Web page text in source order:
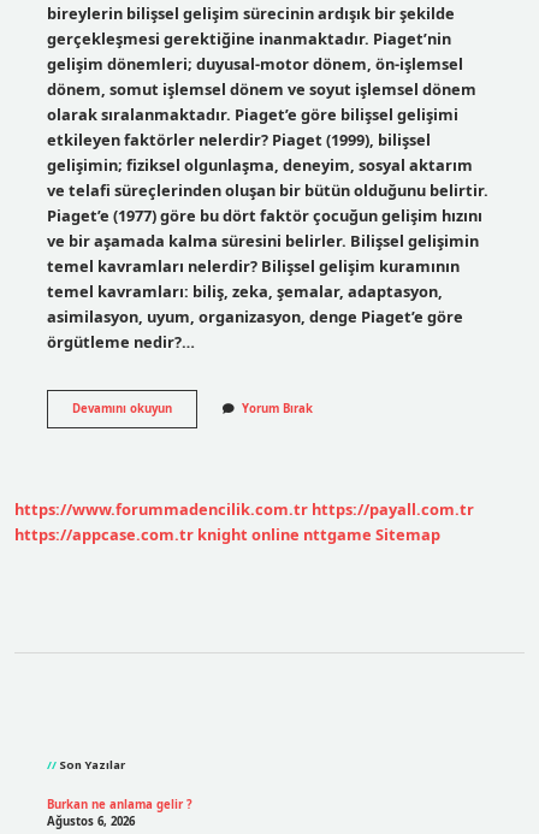
bireylerin bilişsel gelişim sürecinin ardışık bir şekilde
gerçekleşmesi gerektiğine inanmaktadır. Piaget’nin
gelişim dönemleri; duyusal-motor dönem, ön-işlemsel
dönem, somut işlemsel dönem ve soyut işlemsel dönem
olarak sıralanmaktadır. Piaget’e göre bilişsel gelişimi
etkileyen faktörler nelerdir? Piaget (1999), bilişsel
gelişimin; fiziksel olgunlaşma, deneyim, sosyal aktarım
ve telafi süreçlerinden oluşan bir bütün olduğunu belirtir.
Piaget’e (1977) göre bu dört faktör çocuğun gelişim hızını
ve bir aşamada kalma süresini belirler. Bilişsel gelişimin
temel kavramları nelerdir? Bilişsel gelişim kuramının
temel kavramları: biliş, zeka, şemalar, adaptasyon,
asimilasyon, uyum, organizasyon, denge Piaget’e göre
örgütleme nedir?…
Devamını okuyunPiagetin
Bilişsel
Ilkeleri
Nelerdir
Yorum Bırak
https://www.forummadencilik.com.tr https://payall.com.tr
https://appcase.com.tr knight online nttgame Sitemap
Son Yazılar
Burkan ne anlama gelir ?
Ağustos 6, 2026